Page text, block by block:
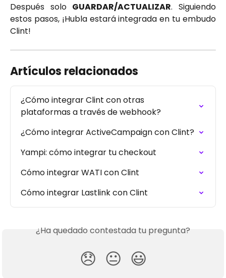
Después solo GUARDAR/ACTUALIZAR. Siguiendo
estos pasos, ¡Hubla estará integrada en tu embudo
Clint!
Artículos relacionados
¿Cómo integrar Clint con otras
plataformas a través de webhook?
¿Cómo integrar ActiveCampaign con Clint?
Yampi: cómo integrar tu checkout
Cómo integrar WATI con Clint
Cómo integrar Lastlink con Clint
¿Ha quedado contestada tu pregunta?
😞 😐 😃